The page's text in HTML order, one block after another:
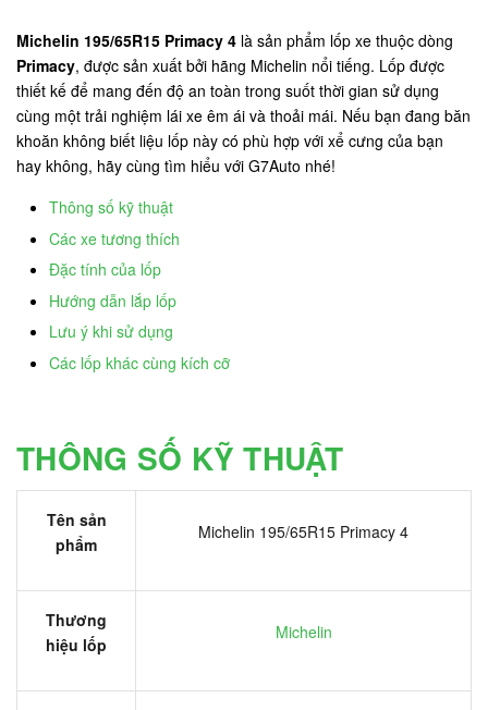
Michelin 195/65R15 Primacy 4 là sản phẩm lốp xe thuộc dòng
Primacy, được sản xuất bởi hãng Michelin nổi tiếng. Lốp được
thiết kế để mang đến độ an toàn trong suốt thời gian sử dụng
cùng một trải nghiệm lái xe êm ái và thoải mái. Nếu bạn đang băn
khoăn không biết liệu lốp này có phù hợp với xể cưng của bạn
hay không, hãy cùng tìm hiểu với G7Auto nhé!
Thông số kỹ thuật
Các xe tương thích
Đặc tính của lốp
Hướng dẫn lắp lốp
Lưu ý khi sử dụng
Các lốp khác cùng kích cỡ
THÔNG SỐ KỸ THUẬT
Tên sản
phẩm
Michelin 195/65R15 Primacy 4
Thương
hiệu lốp
Michelin